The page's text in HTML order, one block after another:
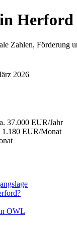
Herford
Zahlen, Förderung
2026
37.000 EUR/Jahr
1.180 EUR/Monat
OWL